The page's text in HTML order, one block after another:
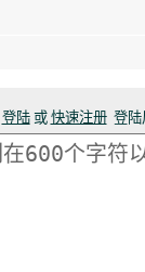
登陆或 快速注册登陆